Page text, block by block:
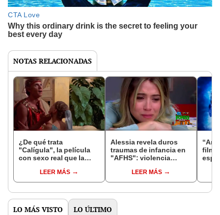
NOTAS RELACIONADAS
¿De qué trata
"Calígula", la película
con sexo real que la
"nauseabunda"?
LEER MÁS
Alessia revela duros
traumas de infancia en
"AFHS": violencia
LEER MÁS
“Ant
film
LO MÁS VISTO LO ÚLTIMO